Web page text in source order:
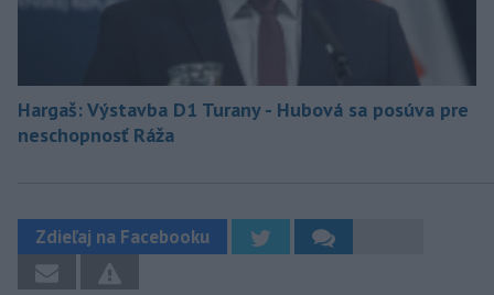
Hargaš: Výstavba D1 Turany - Hubová sa posúva pre
neschopnosť Ráža
Zdieľaj na Facebooku